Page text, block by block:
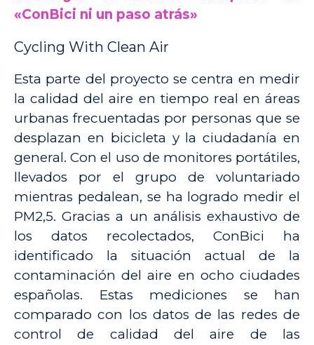
«ConBici ni un paso atrás»
Cycling With Clean Air
Esta parte del proyecto se centra en medir
la calidad del aire en tiempo real en áreas
urbanas frecuentadas por personas que se
desplazan en bicicleta y la ciudadanía en
general. Con el uso de monitores portátiles,
llevados por el grupo de voluntariado
mientras pedalean, se ha logrado medir el
PM2,5. Gracias a un análisis exhaustivo de
los datos recolectados, ConBici ha
identificado la situación actual de la
contaminación del aire en ocho ciudades
españolas. Estas mediciones se han
comparado con los datos de las redes de
control de calidad del aire de las